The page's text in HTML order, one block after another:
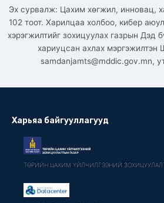
Эх сурвалж: Цахим хөгжил, инновац,
102 тоот. Харилцаа холбоо, кибер
хэрэгжилтийг зохицуулах газрын Дэд
хариуцсан ахлах
samdanjamts@mddic.gov.mn,
Харьяа байгууллагууд
ТӨРИЙН ЦАХИМ ҮЙЛЧИЛГЭЭНИЙ